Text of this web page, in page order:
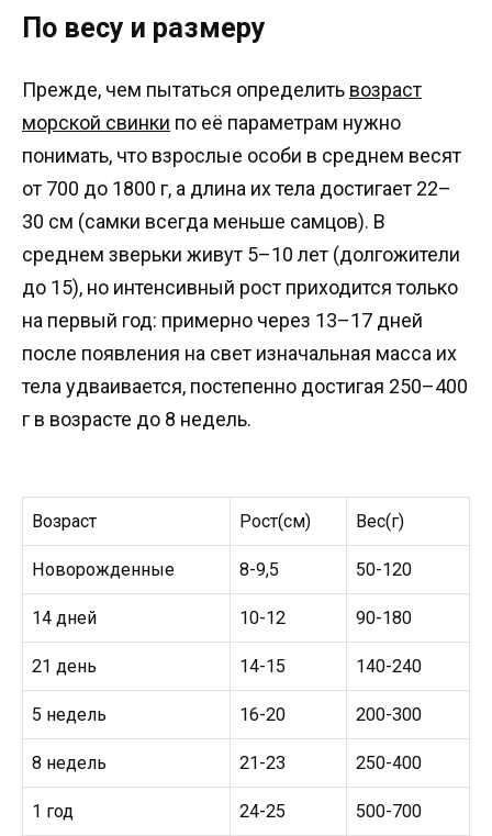
По весу и размеру
Прежде, чем пытаться определить возраст
морской свинки по её параметрам нужно
понимать, что взрослые особи в среднем весят
от 700 до 1800 г, а длина их тела достигает 22–
30 см (самки всегда меньше самцов). В
среднем зверьки живут 5–10 лет (долгожители
до 15), но интенсивный рост приходится только
на первый год: примерно через 13–17 дней
после появления на свет изначальная масса их
тела удваивается, постепенно достигая 250–400
г в возрасте до 8 недель.
Возраст Рост(см) Вес(г)
Новорожденные 8-9,5 50-120
14 дней 10-12 90-180
21 день 14-15 140-240
5 недель 16-20 200-300
8 недель 21-23 250-400
1 год 24-25 500-700